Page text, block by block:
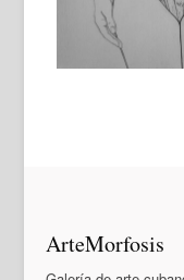
ArteMorfosis